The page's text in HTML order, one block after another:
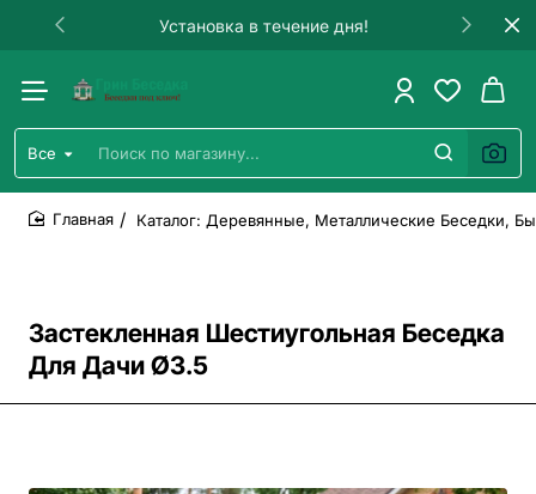
Установка в течение дня!
Все
Поиск
по
магазину...
Застекленная Шестиугольная Беседка
Для Дачи Ø3.5
Каталог: Деревянные, Металлические Беседки,